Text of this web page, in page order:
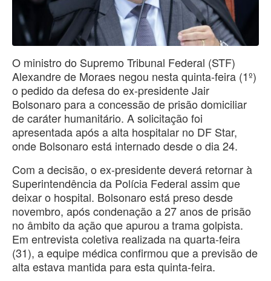
O ministro do Supremo Tribunal Federal (STF)
Alexandre de Moraes negou nesta quinta-feira (1º)
o pedido da defesa do ex-presidente Jair
Bolsonaro para a concessão de prisão domiciliar
de caráter humanitário. A solicitação foi
apresentada após a alta hospitalar no DF Star,
onde Bolsonaro está internado desde o dia 24.
Com a decisão, o ex-presidente deverá retornar à
Superintendência da Polícia Federal assim que
deixar o hospital. Bolsonaro está preso desde
novembro, após condenação a 27 anos de prisão
no âmbito da ação que apurou a trama golpista.
Em entrevista coletiva realizada na quarta-feira
(31), a equipe médica confirmou que a previsão de
alta estava mantida para esta quinta-feira.